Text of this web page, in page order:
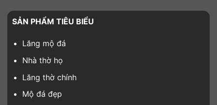
SẢN PHẨM TIÊU BIỂU
Lăng mộ đá
Nhà thờ họ
Lăng thờ chính
Mộ đá đẹp